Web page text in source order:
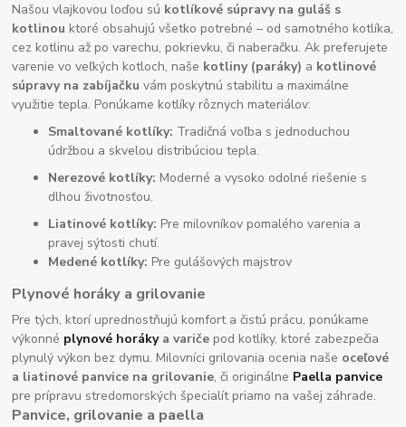
Našou vlajkovou loďou sú kotlíkové súpravy na guláš s
kotlinou ktoré obsahujú všetko potrebné – od samotného kotlíka,
cez kotlinu až po varechu, pokrievku, či naberačku. Ak preferujete
varenie vo veľkých kotloch, naše kotliny (paráky) a kotlinové
súpravy na zabíjačku vám poskytnú stabilitu a maximálne
využitie tepla. Ponúkame kotlíky rôznych materiálov:
Smaltované kotlíky: Tradičná voľba s jednoduchou
údržbou a skvelou distribúciou tepla.
Nerezové kotlíky: Moderné a vysoko odolné riešenie s
dlhou životnosťou.
Liatinové kotlíky: Pre milovníkov pomalého varenia a
pravej sýtosti chutí.
Medené kotlíky: Pre gulášových majstrov
Plynové horáky a grilovanie
Pre tých, ktorí uprednostňujú komfort a čistú prácu, ponúkame
výkonné plynové horákya variče pod kotlíky, ktoré zabezpečia
plynulý výkon bez dymu. Milovníci grilovania ocenia naše oceľové
a liatinové panvice na grilovanie, či originálne Paella panvice
pre prípravu stredomorských špecialít priamo na vašej záhrade.
Panvice, grilovanie a paella